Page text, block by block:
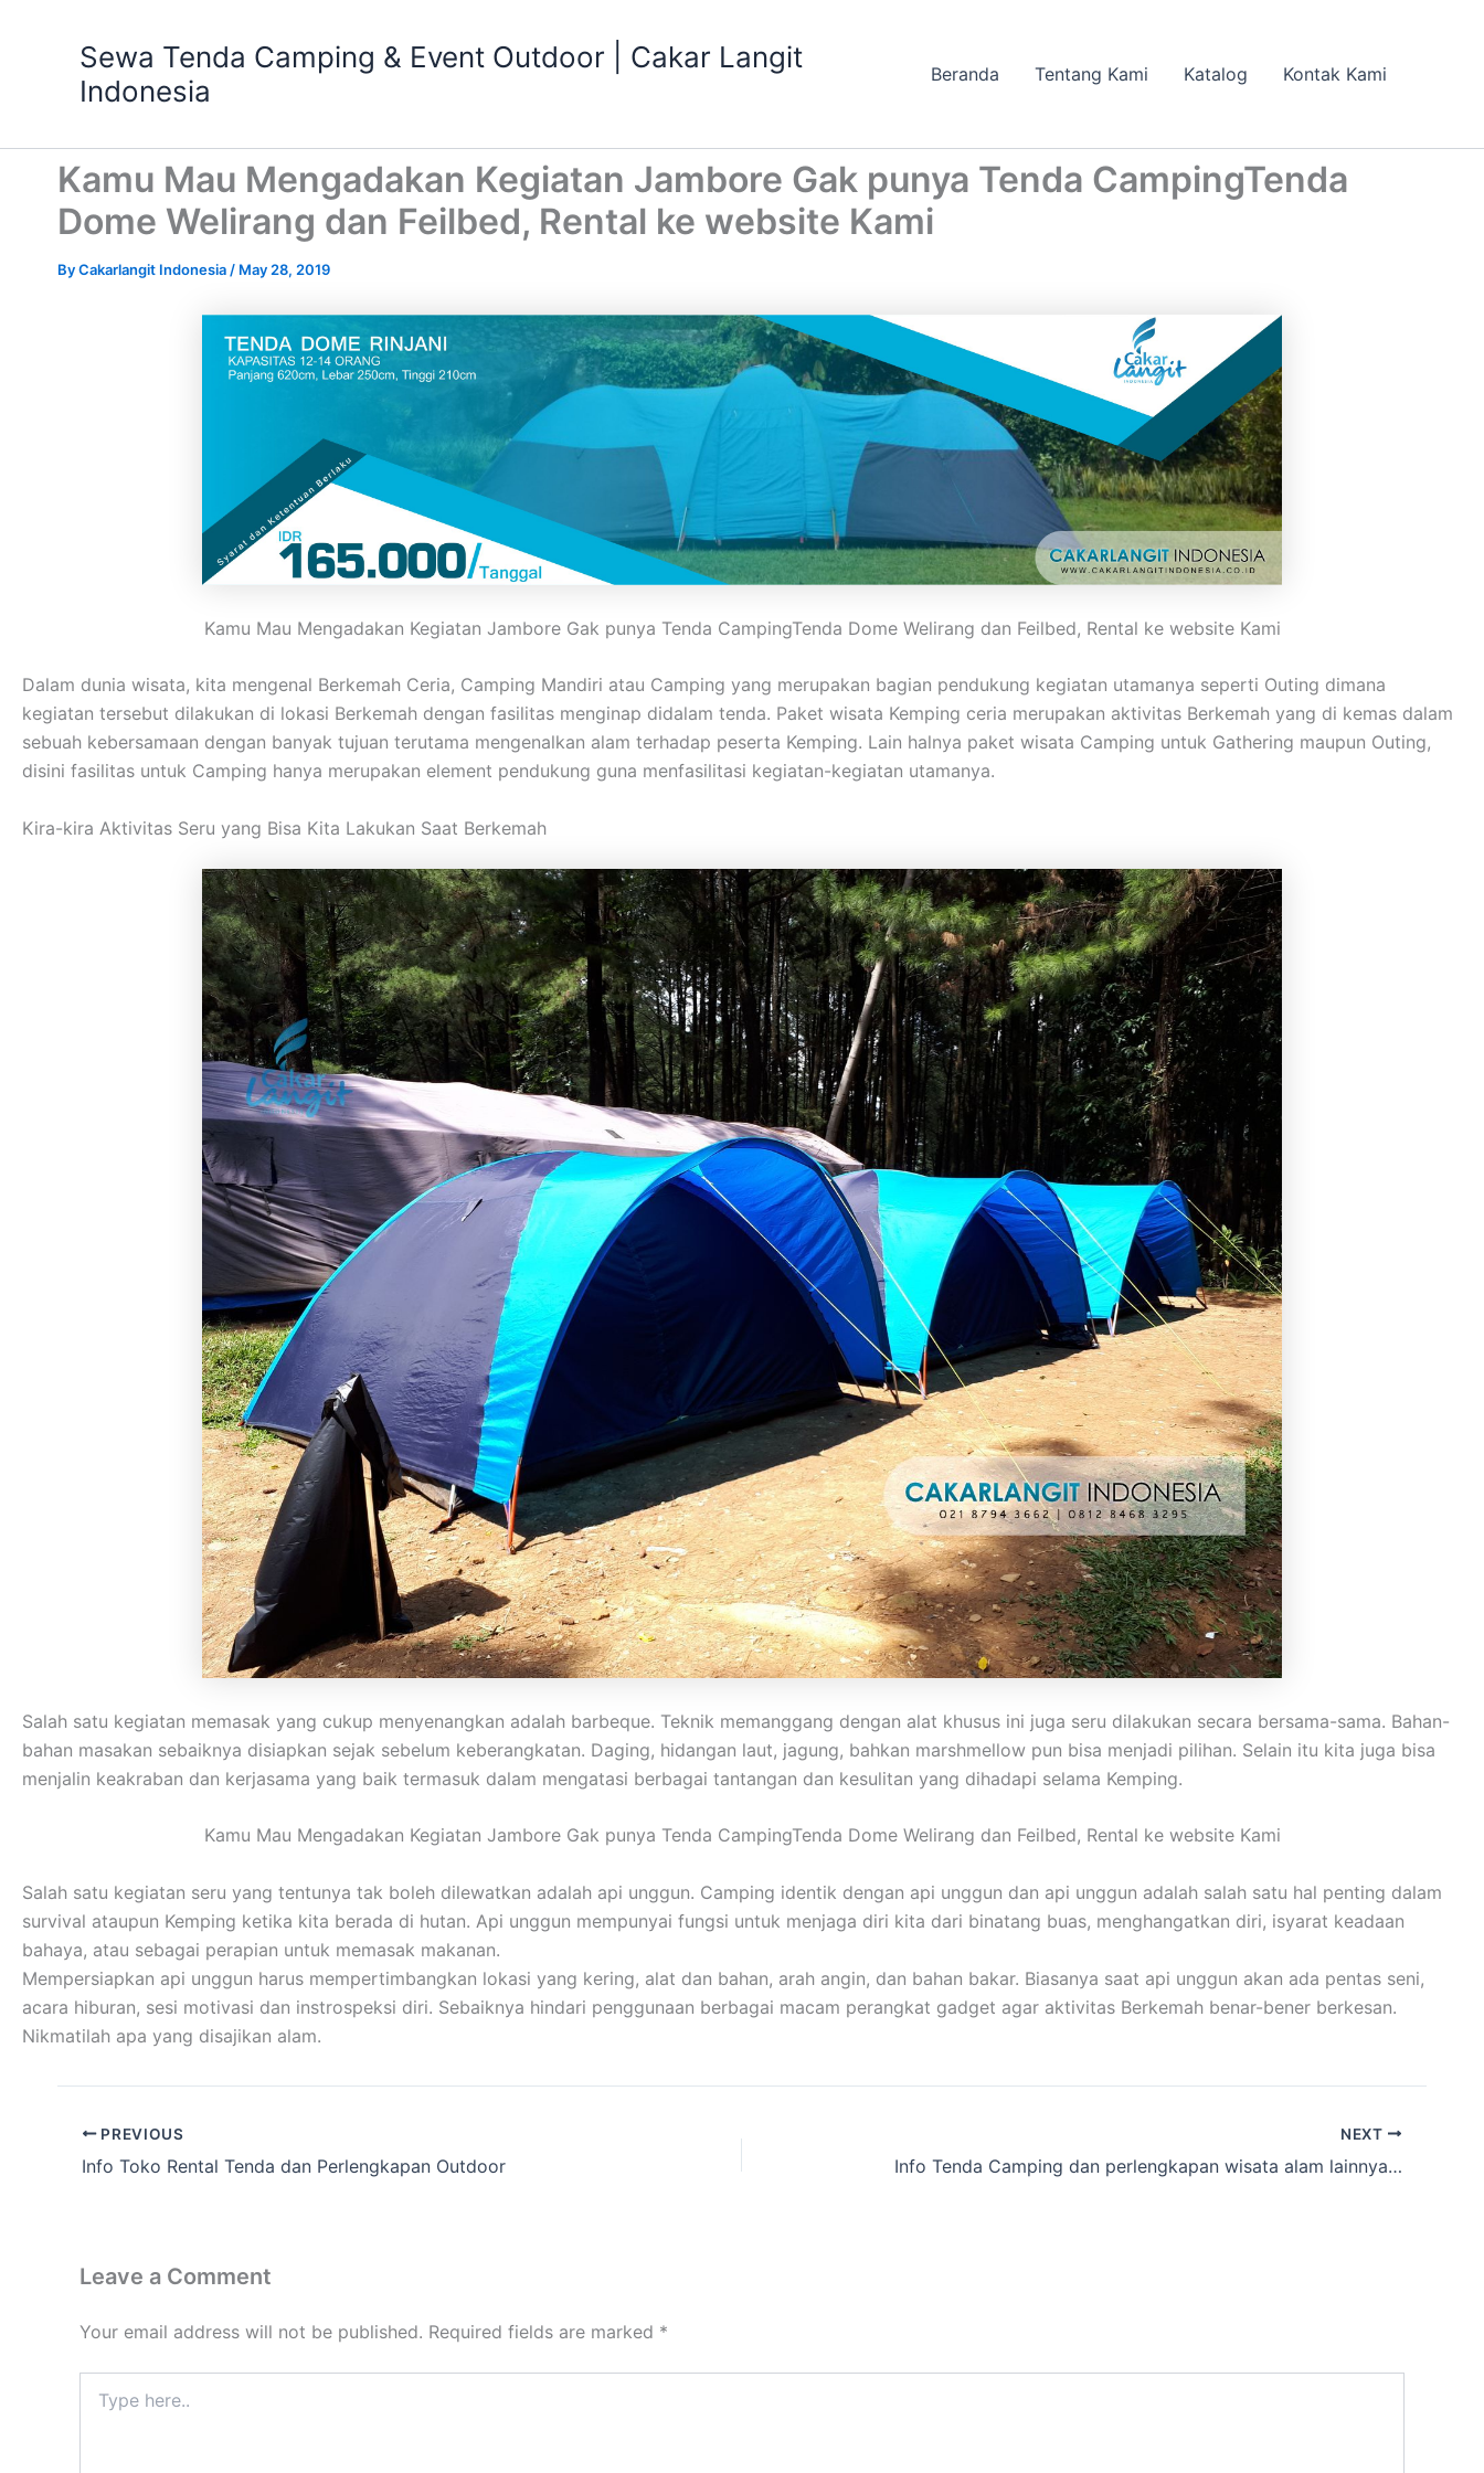
Sewa Tenda Camping & Event Outdoor | Cakar Langit
Indonesia
Beranda Tentang Kami Katalog Kontak Kami
Kamu Mau Mengadakan Kegiatan Jambore Gak punya Tenda CampingTenda
Dome Welirang dan Feilbed, Rental ke website Kami
ByCakarlangit Indonesia / May 28, 2019
Kamu Mau Mengadakan Kegiatan Jambore Gak punya Tenda CampingTenda Dome Welirang dan Feilbed, Rental ke website Kami
Dalam dunia wisata, kita mengenal Berkemah Ceria, Camping Mandiri atau Camping yang merupakan bagian pendukung kegiatan utamanya seperti Outing dimana
kegiatan tersebut dilakukan di lokasi Berkemah dengan fasilitas menginap didalam tenda. Paket wisata Kemping ceria merupakan aktivitas Berkemah yang di kemas dalam
sebuah kebersamaan dengan banyak tujuan terutama mengenalkan alam terhadap peserta Kemping. Lain halnya paket wisata Camping untuk Gathering maupun Outing,
disini fasilitas untuk Camping hanya merupakan element pendukung guna menfasilitasi kegiatan-kegiatan utamanya.
Kira-kira Aktivitas Seru yang Bisa Kita Lakukan Saat Berkemah
Salah satu kegiatan memasak yang cukup menyenangkan adalah barbeque. Teknik memanggang dengan alat khusus ini juga seru dilakukan secara bersama-sama. Bahan-
bahan masakan sebaiknya disiapkan sejak sebelum keberangkatan. Daging, hidangan laut, jagung, bahkan marshmellow pun bisa menjadi pilihan. Selain itu kita juga bisa
menjalin keakraban dan kerjasama yang baik termasuk dalam mengatasi berbagai tantangan dan kesulitan yang dihadapi selama Kemping.
Kamu Mau Mengadakan Kegiatan Jambore Gak punya Tenda CampingTenda Dome Welirang dan Feilbed, Rental ke website Kami
Salah satu kegiatan seru yang tentunya tak boleh dilewatkan adalah api unggun. Camping identik dengan api unggun dan api unggun adalah salah satu hal penting dalam
survival ataupun Kemping ketika kita berada di hutan. Api unggun mempunyai fungsi untuk menjaga diri kita dari binatang buas, menghangatkan diri, isyarat keadaan
bahaya, atau sebagai perapian untuk memasak makanan.
Mempersiapkan api unggun harus mempertimbangkan lokasi yang kering, alat dan bahan, arah angin, dan bahan bakar. Biasanya saat api unggun akan ada pentas seni,
acara hiburan, sesi motivasi dan instrospeksi diri. Sebaiknya hindari penggunaan berbagai macam perangkat gadget agar aktivitas Berkemah benar-bener berkesan.
Nikmatilah apa yang disajikan alam.
PREVIOUS
Info Toko Rental Tenda dan Perlengkapan Outdoor
NEXT
Info Tenda Camping dan perlengkapan wisata alam lainnya Termurah
Leave a Comment
Your email address will not be published. Required fields are marked *
here..